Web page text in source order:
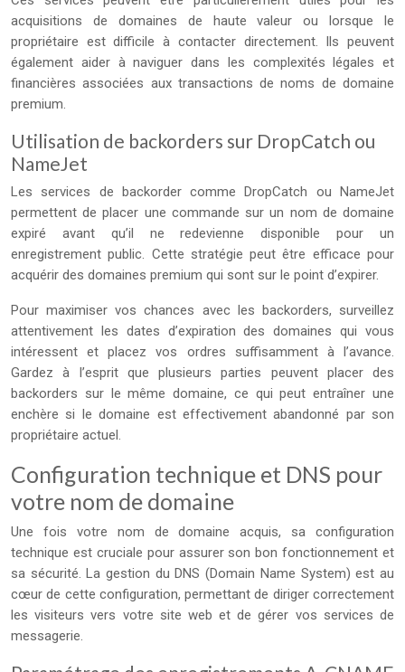
acquisitions de domaines de haute valeur ou lorsque le
propriétaire est difficile à contacter directement. Ils peuvent
également aider à naviguer dans les complexités légales et
financières associées aux transactions de noms de domaine
premium.
Utilisation de backorders sur DropCatch ou
NameJet
Les services de backorder comme DropCatch ou NameJet
permettent de placer une commande sur un nom de domaine
expiré avant qu’il ne redevienne disponible pour un
enregistrement public. Cette stratégie peut être efficace pour
acquérir des domaines premium qui sont sur le point d’expirer.
Pour maximiser vos chances avec les backorders, surveillez
attentivement les dates d’expiration des domaines qui vous
intéressent et placez vos ordres suffisamment à l’avance.
Gardez à l’esprit que plusieurs parties peuvent placer des
backorders sur le même domaine, ce qui peut entraîner une
enchère si le domaine est effectivement abandonné par son
propriétaire actuel.
Configuration technique et DNS pour
votre nom de domaine
Une fois votre nom de domaine acquis, sa configuration
technique est cruciale pour assurer son bon fonctionnement et
sa sécurité. La gestion du DNS (Domain Name System) est au
cœur de cette configuration, permettant de diriger correctement
les visiteurs vers votre site web et de gérer vos services de
messagerie.